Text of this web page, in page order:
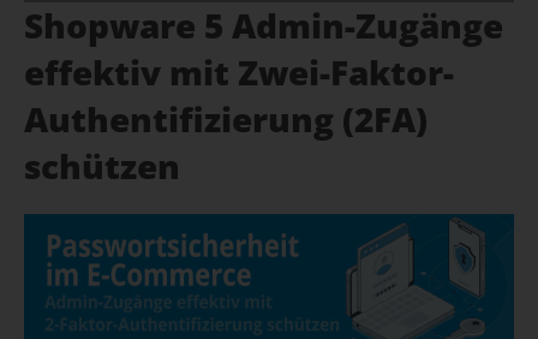
Shopware 5 Admin-Zugänge
effektiv mit Zwei-Faktor-
Authentifizierung (2FA)
schützen